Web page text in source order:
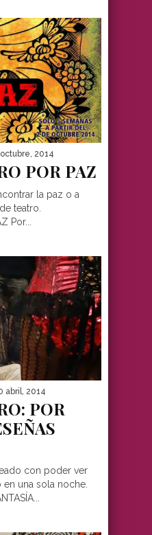
octubre, 2014
POR PAZ
la paz o a
teatro.
Por...
abril, 2014
POR
con poder ver
una sola noche.